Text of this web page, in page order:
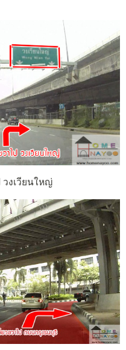
งเวียนใหญ่